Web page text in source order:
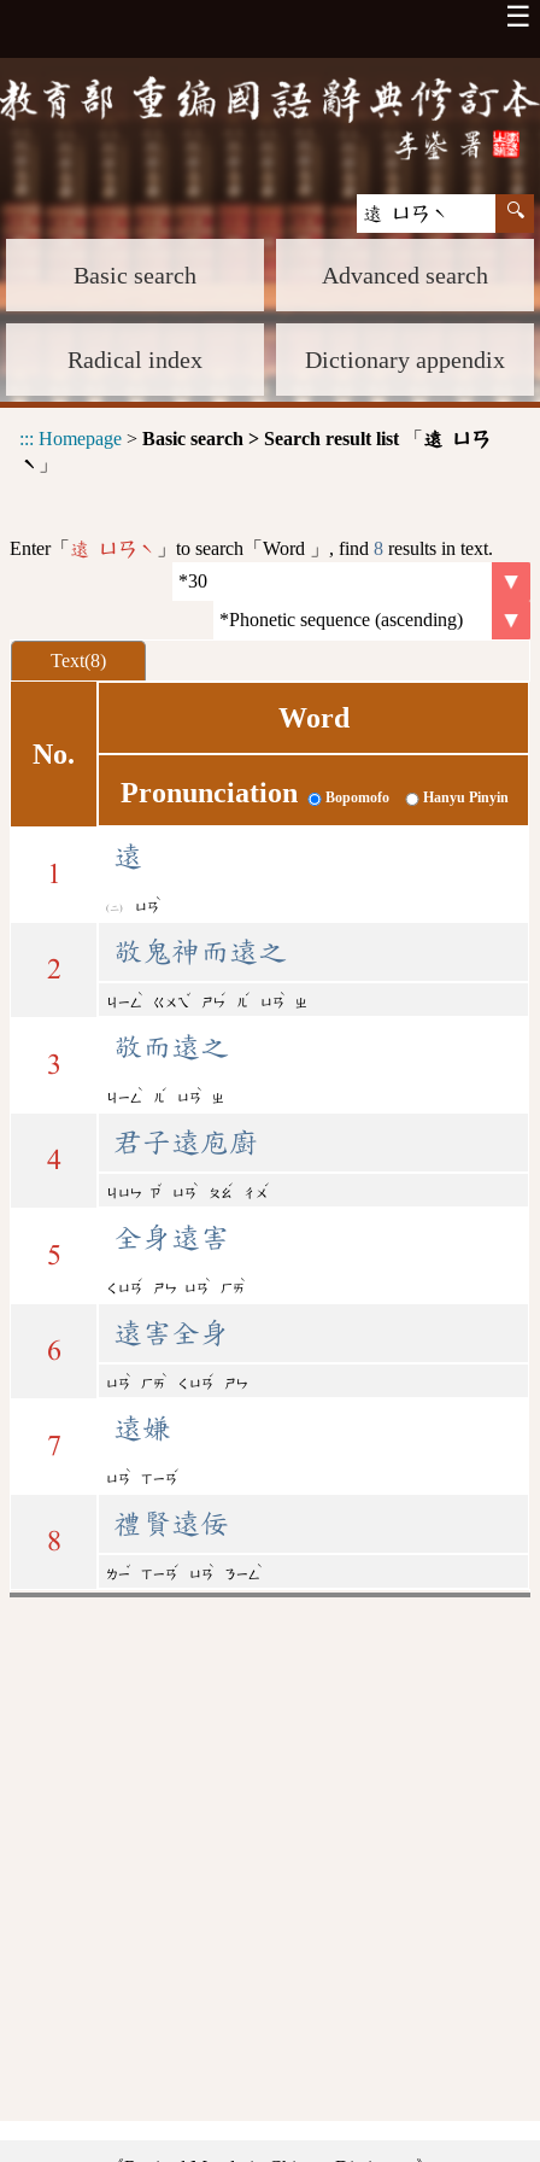
☰
Basic search Advanced search
Radical index Dictionary appendix
::: Homepage > Basic search > Search result list 「 遠 ㄩㄢ
ˋ 」
Enter「 遠 ㄩㄢˋ 」to search「Word 」, find 8 results in text.
Text(8)
No.
Word
Pronunciation Bopomofo Hanyu Pinyin
1
遠
ㄩㄢ
ˋ
2
敬鬼神而遠之
ㄐㄧㄥ
ˋ
ㄍㄨㄟ
ˇ
ㄕㄣ
ˊ
ㄦ
ˊ
ㄩㄢ
ˋ
ㄓ
3
敬而遠之
ㄐㄧㄥ
ˋ
ㄦ
ˊ
ㄩㄢ
ˋ
ㄓ
4
君子遠庖廚
ㄐㄩㄣ ㄗ
ˇ
ㄩㄢ
ˋ
ㄆㄠ
ˊ
ㄔㄨ
ˊ
5
全身遠害
ㄑㄩㄢ
ˊ
ㄕㄣ ㄩㄢ
ˋ
ㄏㄞ
ˋ
6
遠害全身
ㄩㄢ
ˋ
ㄏㄞ
ˋ
ㄑㄩㄢ
ˊ
ㄕㄣ
7
遠嫌
ㄩㄢ
ˋ
ㄒㄧㄢ
ˊ
8
禮賢遠佞
ㄌㄧ
ˇ
ㄒㄧㄢ
ˊ
ㄩㄢ
ˋ
ㄋㄧㄥ
ˋ